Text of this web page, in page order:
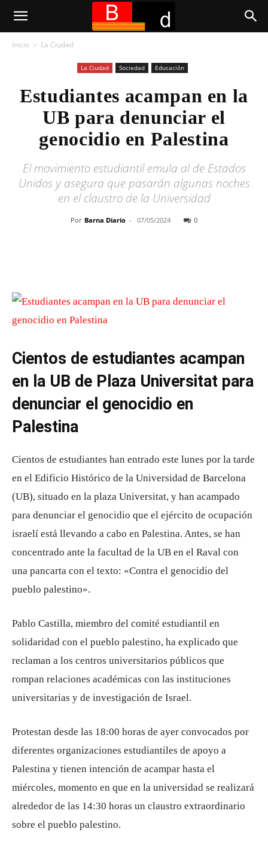
Inicio La Ciudad
La Ciudad Sociedad Educación
Estudiantes acampan en la
UB para denunciar el
genocidio en Palestina
El movimiento estudiantil emula al de Estados
Unidos y asegura que pasarán algunas noches
en el claustro de la Universidad
Por Barna Diario - 07/05/2024 0
Cientos de estudiantes acampan
en la UB de Plaza Universitat para
denunciar el genocidio en
Palestina
Cientos de estudiantes han entrado este lunes por la tarde
en el Edificio Histórico de la Universidad de Barcelona
(UB), situado en la plaza Universitat, y han acampado
para denunciar el genocidio que el ejército de ocupación
israelí está llevando a cabo en Palestina. Antes, se han
concentrado ante la facultad de la UB en el Raval con
una pancarta con el texto: «Contra el genocidio del
pueblo palestino».
Pablo Castilla, miembro del comité estudiantil en
solidaridad con el pueblo palestino, ha explicado que
reclaman a los centros universitarios públicos que
rompan relaciones académicas con las instituciones
universitarias y de investigación de Israel.
Protestan desde las 18:00 horas de ayer convocados por
diferentes organizaciones estudiantiles de apoyo a
Palestina y tienen intención de acampar hasta el
miércoles, momento en que en la universidad se realizará
alrededor de las 14:30 horas un claustro extraordinario
sobre el pueblo palestino.